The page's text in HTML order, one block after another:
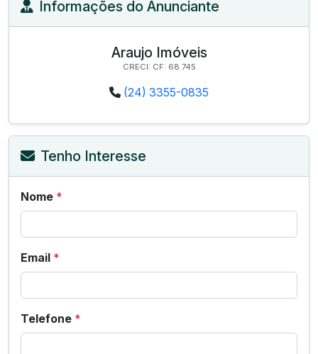
Informações do Anunciante
Araujo Imóveis
CRECI: CF: 68.745
(24) 3355-0835
Tenho Interesse
Nome *
Email *
Telefone *